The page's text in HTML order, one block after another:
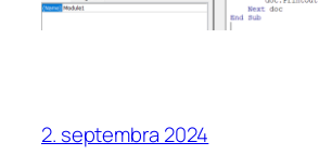
2. septembra 2024